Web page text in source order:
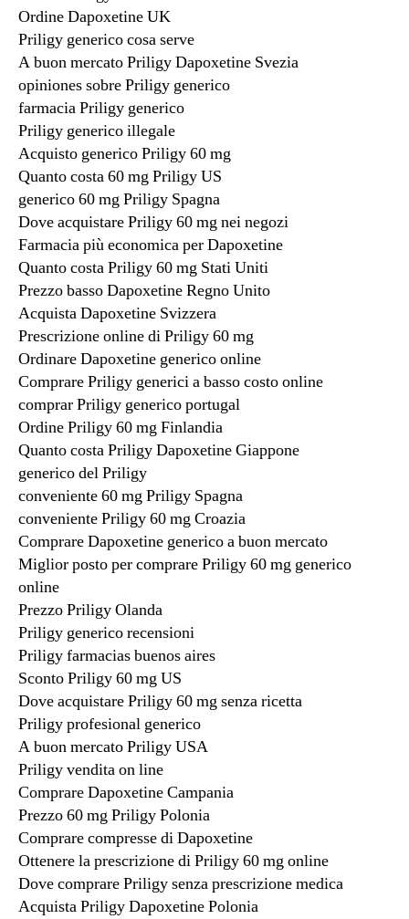
Ordine Dapoxetine UK
Priligy generico cosa serve
A buon mercato Priligy Dapoxetine Svezia
opiniones sobre Priligy generico
farmacia Priligy generico
Priligy generico illegale
Acquisto generico Priligy 60 mg
Quanto costa 60 mg Priligy US
generico 60 mg Priligy Spagna
Dove acquistare Priligy 60 mg nei negozi
Farmacia più economica per Dapoxetine
Quanto costa Priligy 60 mg Stati Uniti
Prezzo basso Dapoxetine Regno Unito
Acquista Dapoxetine Svizzera
Prescrizione online di Priligy 60 mg
Ordinare Dapoxetine generico online
Comprare Priligy generici a basso costo online
comprar Priligy generico portugal
Ordine Priligy 60 mg Finlandia
Quanto costa Priligy Dapoxetine Giappone
generico del Priligy
conveniente 60 mg Priligy Spagna
conveniente Priligy 60 mg Croazia
Comprare Dapoxetine generico a buon mercato
Miglior posto per comprare Priligy 60 mg generico
online
Prezzo Priligy Olanda
Priligy generico recensioni
Priligy farmacias buenos aires
Sconto Priligy 60 mg US
Dove acquistare Priligy 60 mg senza ricetta
Priligy profesional generico
A buon mercato Priligy USA
Priligy vendita on line
Comprare Dapoxetine Campania
Prezzo 60 mg Priligy Polonia
Comprare compresse di Dapoxetine
Ottenere la prescrizione di Priligy 60 mg online
Dove comprare Priligy senza prescrizione medica
Acquista Priligy Dapoxetine Polonia